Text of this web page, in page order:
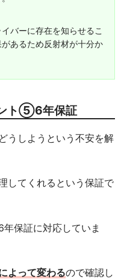
バーに存在を知らせるこ
あるため反射材が十分か
ト⑤6年保証
うしようという不安を解
してくれるという保証で
保証に対応していま
よって変わるので確認し